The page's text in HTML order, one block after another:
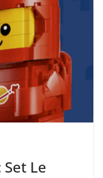
Set Le